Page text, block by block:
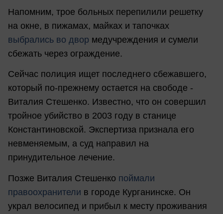
Напомним, трое больных перепилили решетку
на окне, в пижамах, майках и тапочках
выбрались во двор медучреждения и сумели
сбежать через ограждение.
Сейчас полиция ищет последнего сбежавшего,
который по-прежнему остается на свободе -
Виталия Стешенко. Известно, что он совершил
тройное убийство в 2003 году в станице
Константиновской. Экспертиза признала его
невменяемым, а суд направил на
принудительное лечение.
Позже Виталия Стешенко поймали
правоохранители в городе Курганинске. Он
украл велосипед и прибыл к месту проживания